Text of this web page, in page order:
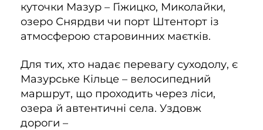
куточки Мазур – Гіжицко, Миколайки,
озеро Снярдви чи порт Штенторт із
атмосферою старовинних маєтків.
Для тих, хто надає перевагу суходолу, є
Мазурське Кільце – велосипедний
маршрут, що проходить через ліси,
озера й автентичні села. Уздовж
дороги –